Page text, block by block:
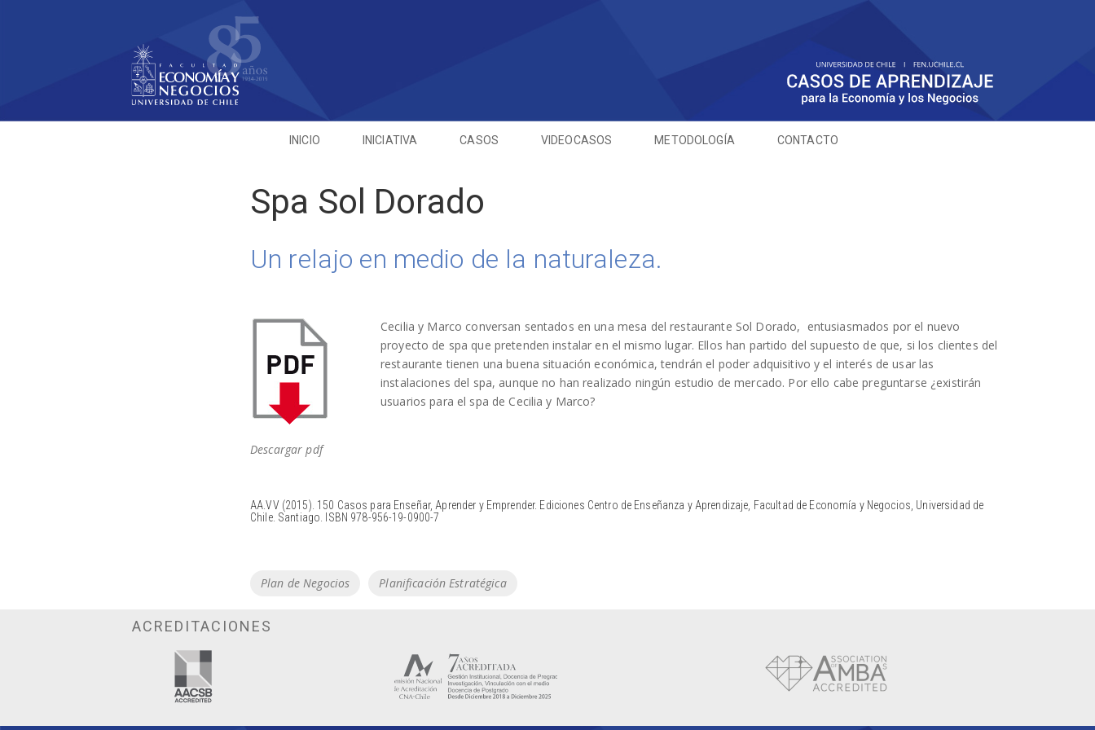
INICIO INICIATIVA CASOS VIDEOCASOS METODOLOGÍA CONTACTO
Spa Sol Dorado
Un relajo en medio de la naturaleza.
Descargar pdf
Cecilia y Marco conversan sentados en una mesa del restaurante Sol Dorado, entusiasmados por el nuevo
proyecto de spa que pretenden instalar en el mismo lugar. Ellos han partido del supuesto de que, si los clientes del
restaurante tienen una buena situación económica, tendrán el poder adquisitivo y el interés de usar las
instalaciones del spa, aunque no han realizado ningún estudio de mercado. Por ello cabe preguntarse ¿existirán
usuarios para el spa de Cecilia y Marco?
AA.VV (2015). 150 Casos para Enseñar, Aprender y Emprender. Ediciones Centro de Enseñanza y Aprendizaje, Facultad de Economía y Negocios, Universidad de
Chile. Santiago. ISBN 978-956-19-0900-7
Tags
Plan de Negocios Planificación Estratégica
ACREDITACIONES